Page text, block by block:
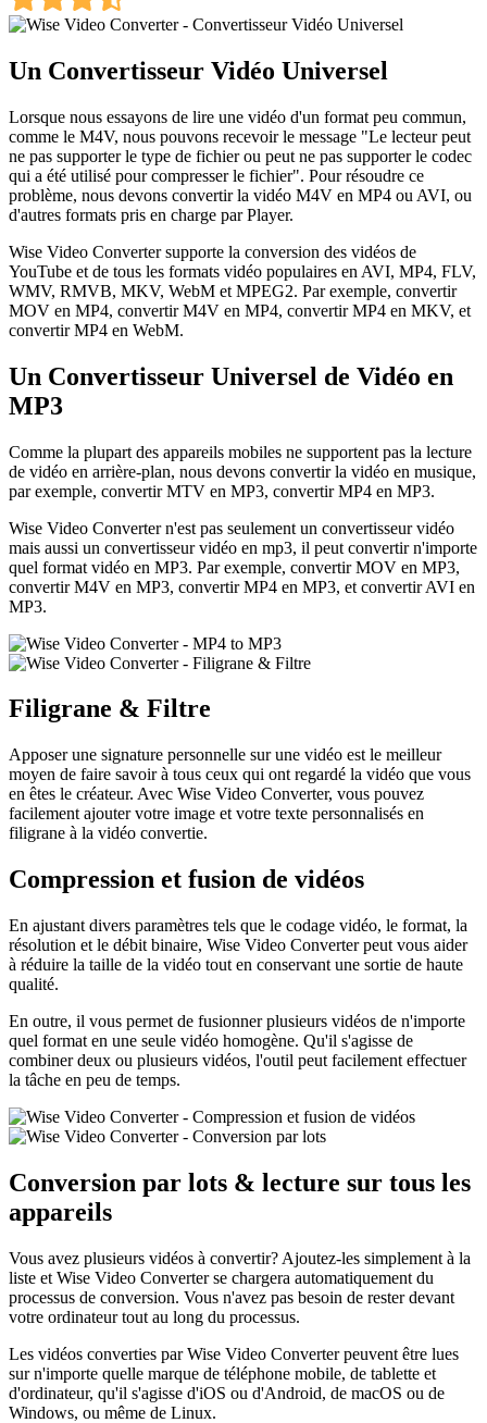
Un Convertisseur Vidéo Universel
Lorsque nous essayons de lire une vidéo d'un format peu commun,
comme le M4V, nous pouvons recevoir le message "Le lecteur peut
ne pas supporter le type de fichier ou peut ne pas supporter le codec
qui a été utilisé pour compresser le fichier". Pour résoudre ce
problème, nous devons convertir la vidéo M4V en MP4 ou AVI, ou
d'autres formats pris en charge par Player.
Wise Video Converter supporte la conversion des vidéos de
YouTube et de tous les formats vidéo populaires en AVI, MP4, FLV,
WMV, RMVB, MKV, WebM et MPEG2. Par exemple, convertir
MOV en MP4, convertir M4V en MP4, convertir MP4 en MKV, et
convertir MP4 en WebM.
Un Convertisseur Universel de Vidéo en
MP3
Comme la plupart des appareils mobiles ne supportent pas la lecture
de vidéo en arrière-plan, nous devons convertir la vidéo en musique,
par exemple, convertir MTV en MP3, convertir MP4 en MP3.
Wise Video Converter n'est pas seulement un convertisseur vidéo
mais aussi un convertisseur vidéo en mp3, il peut convertir n'importe
quel format vidéo en MP3. Par exemple, convertir MOV en MP3,
convertir M4V en MP3, convertir MP4 en MP3, et convertir AVI en
MP3.
Filigrane & Filtre
Apposer une signature personnelle sur une vidéo est le meilleur
moyen de faire savoir à tous ceux qui ont regardé la vidéo que vous
en êtes le créateur. Avec Wise Video Converter, vous pouvez
facilement ajouter votre image et votre texte personnalisés en
filigrane à la vidéo convertie.
Compression et fusion de vidéos
En ajustant divers paramètres tels que le codage vidéo, le format, la
résolution et le débit binaire, Wise Video Converter peut vous aider
à réduire la taille de la vidéo tout en conservant une sortie de haute
qualité.
En outre, il vous permet de fusionner plusieurs vidéos de n'importe
quel format en une seule vidéo homogène. Qu'il s'agisse de
combiner deux ou plusieurs vidéos, l'outil peut facilement effectuer
la tâche en peu de temps.
Conversion par lots & lecture sur tous les
appareils
Vous avez plusieurs vidéos à convertir? Ajoutez-les simplement à la
liste et Wise Video Converter se chargera automatiquement du
processus de conversion. Vous n'avez pas besoin de rester devant
votre ordinateur tout au long du processus.
Les vidéos converties par Wise Video Converter peuvent être lues
sur n'importe quelle marque de téléphone mobile, de tablette et
d'ordinateur, qu'il s'agisse d'iOS ou d'Android, de macOS ou de
Windows, ou même de Linux.